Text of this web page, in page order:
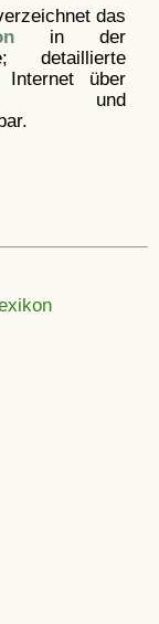
das
in der
detaillierte
über